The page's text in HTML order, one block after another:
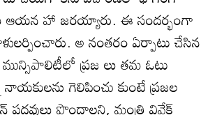
ఆయన హా జరయ్యారు. ఈ సందర్భంగా
అ నంతరం ఏర్పాటు చేసిన
ప్రజ లు తమ ఓటు
గెలిపించు కుంటే ప్రజల
పదవులు పొందాలని, మంత్రి వివేక్‌